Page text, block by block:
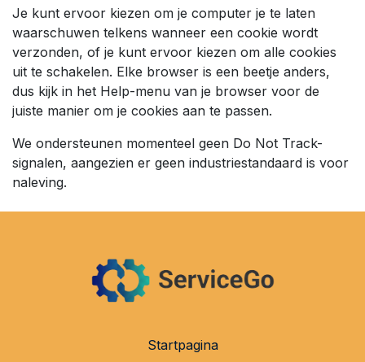
Je kunt ervoor kiezen om je computer je te laten
waarschuwen telkens wanneer een cookie wordt
verzonden, of je kunt ervoor kiezen om alle cookies
uit te schakelen. Elke browser is een beetje anders,
dus kijk in het Help-menu van je browser voor de
juiste manier om je cookies aan te passen.
We ondersteunen momenteel geen Do Not Track-
signalen, aangezien er geen industriestandaard is voor
naleving.
Startpagina